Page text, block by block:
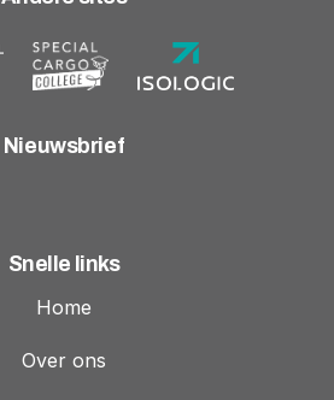
Nieuwsbrief
Snelle links
Home
Over ons